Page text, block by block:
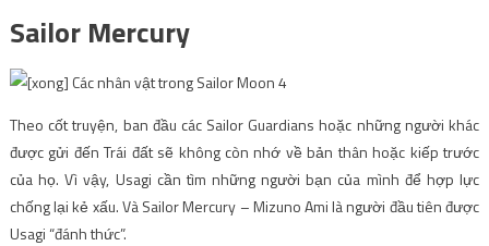
Sailor Mercury
Theo cốt truyện, ban đầu các Sailor Guardians hoặc những người khác
được gửi đến Trái đất sẽ không còn nhớ về bản thân hoặc kiếp trước
của họ. Vì vậy, Usagi cần tìm những người bạn của mình để hợp lực
chống lại kẻ xấu. Và Sailor Mercury – Mizuno Ami là người đầu tiên được
Usagi “đánh thức”.